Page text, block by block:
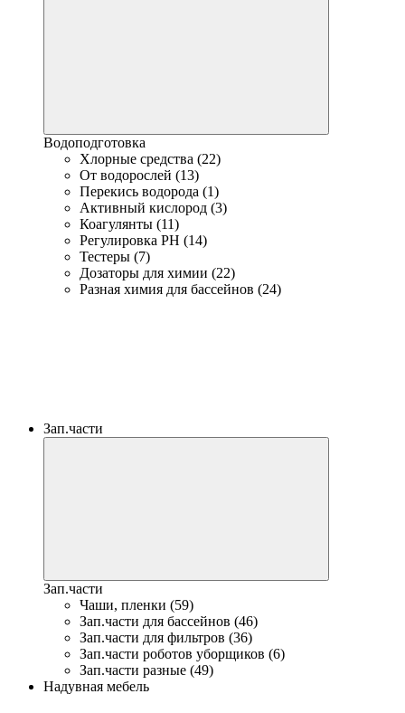
Водоподготовка
Хлорные средства (22)
От водорослей (13)
Перекись водорода (1)
Активный кислород (3)
Коагулянты (11)
Регулировка PH (14)
Тестеры (7)
Дозаторы для химии (22)
Разная химия для бассейнов (24)
Зап.части
Зап.части
Чаши, пленки (59)
Зап.части для бассейнов (46)
Зап.части для фильтров (36)
Зап.части роботов уборщиков (6)
Зап.части разные (49)
Надувная мебель